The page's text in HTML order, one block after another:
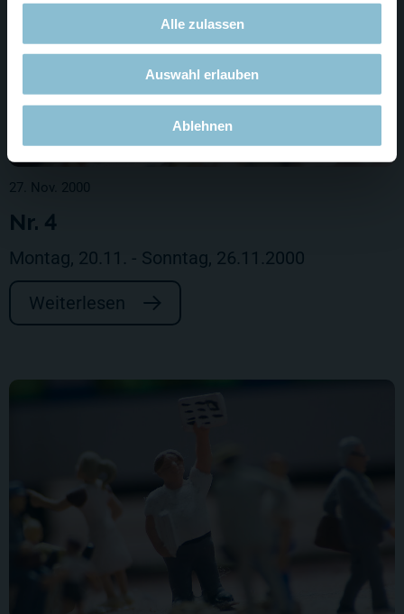
Alle zulassen
Auswahl erlauben
Ablehnen
27. Nov. 2000
Nr. 4
Montag, 20.11. - Sonntag, 26.11.2000
Weiterlesen